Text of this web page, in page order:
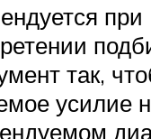
при
так,
усилие